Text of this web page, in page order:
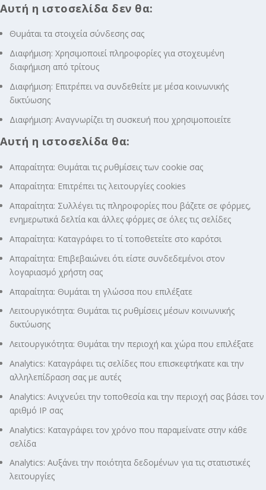
Αυτή η ιστοσελίδα δεν θα:
Θυμάται τα στοιχεία σύνδεσης σας
Διαφήμιση: Χρησιμοποιεί πληροφορίες για στοχευμένη
διαφήμιση από τρίτους
Διαφήμιση: Επιτρέπει να συνδεθείτε με μέσα κοινωνικής
δικτύωσης
Διαφήμιση: Αναγνωρίζει τη συσκευή που χρησιμοποιείτε
Αυτή η ιστοσελίδα θα:
Απαραίτητα: Θυμάται τις ρυθμίσεις των cookie σας
Απαραίτητα: Επιτρέπει τις λειτουργίες cookies
Απαραίτητα: Συλλέγει τις πληροφορίες που βάζετε σε φόρμες,
ενημερωτικά δελτία και άλλες φόρμες σε όλες τις σελίδες
Απαραίτητα: Καταγράφει το τί τοποθετείτε στο καρότσι
Απαραίτητα: Επιβεβαιώνει ότι είστε συνδεδεμένοι στον
λογαριασμό χρήστη σας
Απαραίτητα: Θυμάται τη γλώσσα που επιλέξατε
Λειτουργικότητα: Θυμάται τις ρυθμίσεις μέσων κοινωνικής
δικτύωσης
Λειτουργικότητα: Θυμάται την περιοχή και χώρα που επιλέξατε
Analytics: Καταγράφει τις σελίδες που επισκεφτήκατε και την
αλληλεπίδραση σας με αυτές
Analytics: Ανιχνεύει την τοποθεσία και την περιοχή σας βάσει τον
αριθμό ΙΡ σας
Analytics: Καταγράφει τον χρόνο που παραμείνατε στην κάθε
σελίδα
Analytics: Αυξάνει την ποιότητα δεδομένων για τις στατιστικές
λειτουργίες